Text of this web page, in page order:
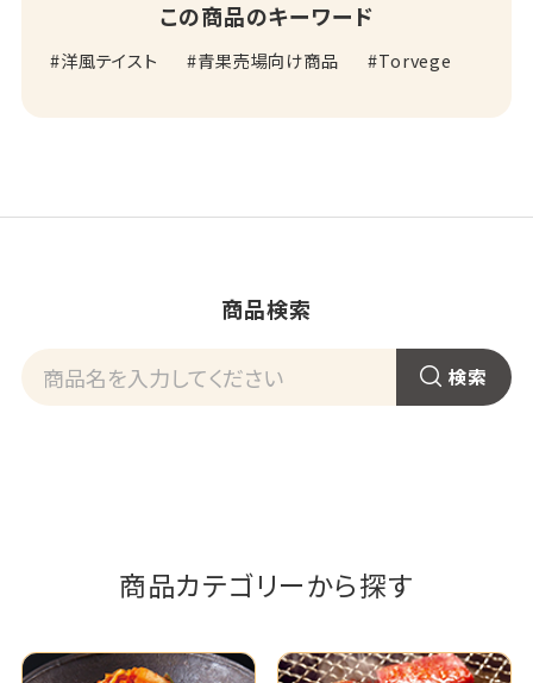
この商品のキーワード
洋風テイスト 青果売場向け商品 Torvege
商品検索
商品カテゴリーから探す